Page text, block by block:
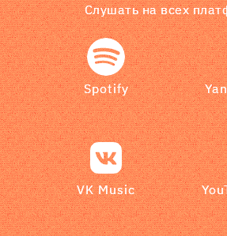
Слушать на всех
Spotify
VK Music